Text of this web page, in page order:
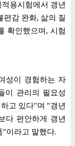
용시험에서 갱년
편감 완화, 삶의 질
확인했으며 ,시험
성이 경험하는 자
이 관리의 필요성
고 있다"며 "갱년
다 편안하게 갱년
"이라고 말했다.